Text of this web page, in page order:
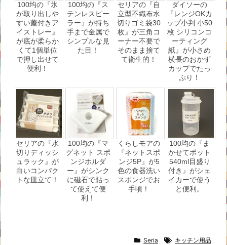
100均の『氷
が取り出しや
すい蓋付きア
イストレー』
が底が柔らか
くて1個単位
で押し出せて
便利！
100均の『ス
テンレスピー
ラー』が持ち
手まで金属で
シンプルな見
た目！
セリアの『自
立型不織布水
切りゴミ袋30
枚』が三角コ
ーナー不要で
そのまま捨て
て衛生的！
ダイソーの
『レンジOKカ
ップ小判 小50
枚 シリコンコ
ーティング
紙』が小さめ
横長のおかず
カップでたっ
ぷり！
セリアの『水
切りディッシ
ュラック』が
白いコンパク
トな皿立て！
100均の『マ
グネット スポ
ンジホルダ
ー』がシンク
に磁石で貼っ
て使えて便
利！
くらしモアの
『ネットスポ
ンジ5P』が5
色の食器洗い
スポンジでお
手頃！
100均の『ま
かせてポット
540ml目盛り
付き』がシェ
イカーで使う
と便利。
Seria キッチン用品